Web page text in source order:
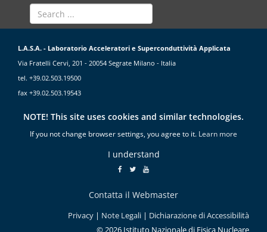
L.A.S.A. - Laboratorio Acceleratori e Superconduttività Applicata
Via Fratelli Cervi, 201 - 20054 Segrate Milano - Italia
tel. +39.02.503.19500
fax +39.02.503.19543
NOTE! This site uses cookies and similar technologies.
If you not change browser settings, you agree to it. Learn more
I understand
Contatta il Webmaster
Privacy | Note Legali | Dichiarazione di Accessibilità
© 2026 Istituto Nazionale di Fisica Nucleare